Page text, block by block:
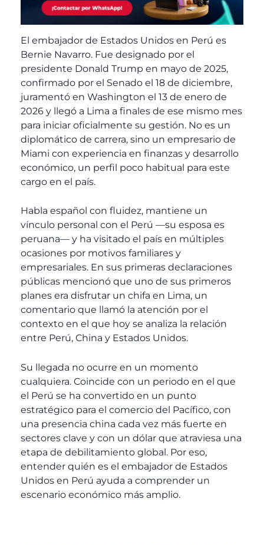
El embajador de Estados Unidos en Perú es
Bernie Navarro. Fue designado por el
presidente Donald Trump en mayo de 2025,
confirmado por el Senado el 18 de diciembre,
juramentó en Washington el 13 de enero de
2026 y llegó a Lima a finales de ese mismo mes
para iniciar oficialmente su gestión. No es un
diplomático de carrera, sino un empresario de
Miami con experiencia en finanzas y desarrollo
económico, un perfil poco habitual para este
cargo en el país.
Habla español con fluidez, mantiene un
vínculo personal con el Perú —su esposa es
peruana— y ha visitado el país en múltiples
ocasiones por motivos familiares y
empresariales. En sus primeras declaraciones
públicas mencionó que uno de sus primeros
planes era disfrutar un chifa en Lima, un
comentario que llamó la atención por el
contexto en el que hoy se analiza la relación
entre Perú, China y Estados Unidos.
Su llegada no ocurre en un momento
cualquiera. Coincide con un periodo en el que
el Perú se ha convertido en un punto
estratégico para el comercio del Pacífico, con
una presencia china cada vez más fuerte en
sectores clave y con un dólar que atraviesa una
etapa de debilitamiento global. Por eso,
entender quién es el embajador de Estados
Unidos en Perú ayuda a comprender un
escenario económico más amplio.